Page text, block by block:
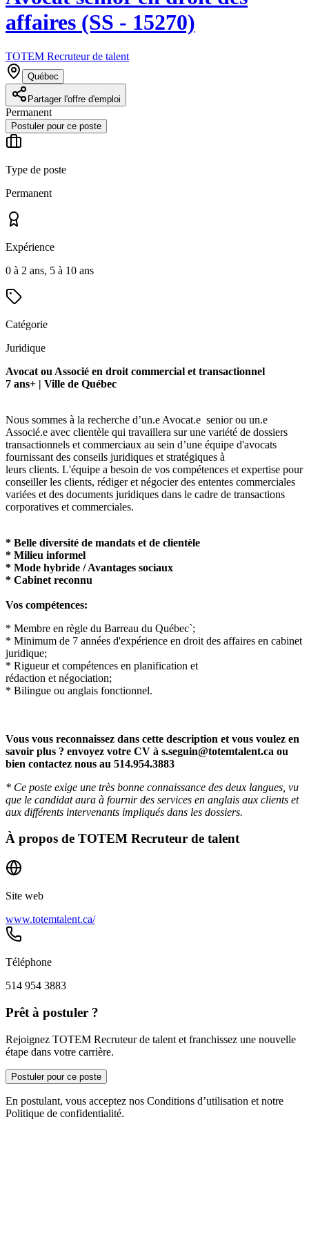
affaires (SS - 15270)
TOTEM Recruteur de talent
Québec
Partager l'offre d'emploi
Permanent
Postuler pour ce poste
Type de poste
Permanent
Expérience
0 à 2 ans, 5 à 10 ans
Catégorie
Juridique
Avocat ou Associé en droit commercial et transactionnel
7 ans+ | Ville de Québec
Nous sommes à la recherche d’un.e Avocat.e senior ou un.e
Associé.e avec clientèle qui travaillera sur une variété de dossiers
transactionnels et commerciaux au sein d’une équipe d'avocats
fournissant des conseils juridiques et stratégiques à
leurs clients. L'équipe a besoin de vos compétences et expertise pour
conseiller les clients, rédiger et négocier des ententes commerciales
variées et des documents juridiques dans le cadre de transactions
corporatives et commerciales.
* Belle diversité de mandats et de clientèle
* Milieu informel
* Mode hybride / Avantages sociaux
* Cabinet reconnu
Vos compétences:
* Membre en règle du Barreau du Québec`;
* Minimum de 7 années d'expérience en droit des affaires en cabinet
juridique;
* Rigueur et compétences en planification et
rédaction et négociation;
* Bilingue ou anglais fonctionnel.
Vous vous reconnaissez dans cette description et vous voulez en
savoir plus ? envoyez votre CV à s.seguin@totemtalent.ca ou
bien contactez nous au 514.954.3883
* Ce poste exige une très bonne connaissance des deux langues, vu
que le candidat aura à fournir des services en anglais aux clients et
aux différents intervenants impliqués dans les dossiers.
À propos de TOTEM Recruteur de talent
Site web
www.totemtalent.ca/
Téléphone
514 954 3883
Prêt à postuler ?
Rejoignez TOTEM Recruteur de talent et franchissez une nouvelle
étape dans votre carrière.
Postuler pour ce poste
En postulant, vous acceptez nos Conditions d’utilisation et notre
Politique de confidentialité.